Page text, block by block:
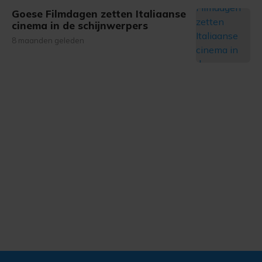
Goese Filmdagen zetten Italiaanse
cinema in de schijnwerpers
8 maanden geleden